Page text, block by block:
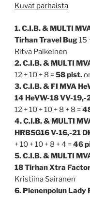
Kuvat parhaista
1. C.I.B. & MULTI
Tirhan Travel Bug15
Ritva Palkeinen
2. C.I.B. & MULTI
12 + 10 + 8 =58 pist.
3.C.I.B. & FI MVA
14 HeVW-18 VV-
12 + 10 + 10 + 8 + 8 =
4. C.I.B. & MULTI
HRBSG16 V-16,-21
+ 10 + 10 + 8 + 4 =46
5. C.I.B. & MULTI
18 Tirhan Xtra
Kristiina Sairanen
6. Pienenpolun Lady